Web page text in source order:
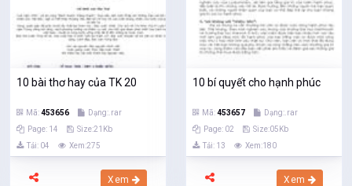
10 bài thơ hay của TK 20
Mã:453656
Dạng:.rar
Page: 14
Size:21Kb
Tải: 04
Xem:275
Xem
10 bí quyết cho hạnh phúc
Mã:453657
Dạng:.rar
Page: 02
Size:05Kb
Tải: 13
Xem:180
Xem